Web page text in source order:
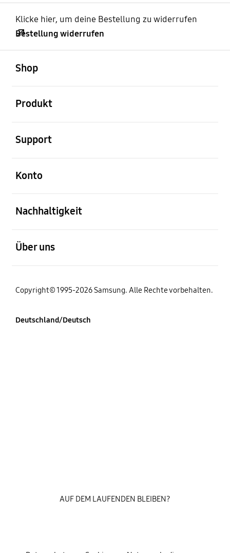
Klicke hier, um deine Bestellung zu widerrufen
Bestellung widerrufen
Shop
Produkt
Support
Konto
Nachhaltigkeit
Über uns
Copyright© 1995-2026 Samsung. Alle Rechte vorbehalten.
Deutschland/Deutsch
AUF DEM LAUFENDEN BLEIBEN?